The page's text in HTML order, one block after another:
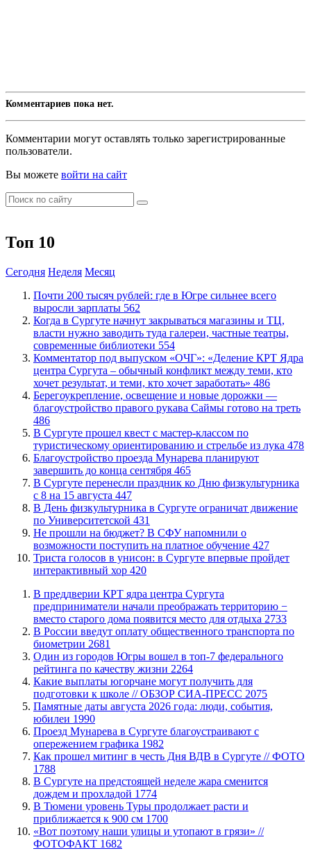
Комментариев пока нет.
Комментарии могут оставлять только зарегистрированные
пользователи.
Вы можете войти на сайт
Топ 10
Сегодня Неделя Месяц
​Почти 200 тысяч рублей: где в Югре сильнее всего
выросли зарплаты 562
​Когда в Сургуте начнут закрываться магазины и ТЦ,
власти нужно заводить туда галереи, частные театры,
современные библиотеки 554
​Комментатор под выпуском «ОЧГ»: «Деление КРТ Ядра
центра Сургута – обычный конфликт между теми, кто
хочет результат, и теми, кто хочет заработать» 486
Берегоукрепление, освещение и новые дорожки —
благоустройство правого рукава Саймы готово на треть
486
В Сургуте прошел квест с мастер-классом по
туристическому ориентированию и стрельбе из лука 478
Благоустройство проезда Мунарева планируют
завершить до конца сентября 465
​В Сургуте перенесли праздник ко Дню физкультурника
с 8 на 15 августа 447
​В День физкультурника в Сургуте ограничат движение
по Университетской 431
Не прошли на бюджет? В СФУ напомнили о
возможности поступить на платное обучение 427
​Триста голосов в унисон: в Сургуте впервые пройдет
интерактивный хор 420
​В преддверии КРТ ядра центра Сургута
предприниматели начали преображать территорию −
вместо старого дома появится место для отдыха 2733
В России введут оплату общественного транспорта по
биометрии 2681
Один из городов Югры вошел в топ-7 федерального
рейтинга по качеству жизни 2264
Какие выплаты югорчане могут получить для
подготовки к школе // ОБЗОР СИА-ПРЕСС 2075
​Памятные даты августа 2026 года: люди, события,
юбилеи 1990
​Проезд Мунарева в Сургуте благоустраивают с
опережением графика 1982
Как прошел митинг в честь Дня ВДВ в Сургуте // ФОТО
1788
В Сургуте на предстоящей неделе жара сменится
дождем и прохладой 1774
В Тюмени уровень Туры продолжает расти и
приближается к 900 см 1700
«Вот поэтому наши улицы и утопают в грязи» //
ФОТОФАКТ 1682